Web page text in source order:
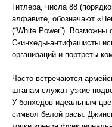
Гитлера, числа 88
алфавите, обозначают
(“White Power”). Возможны
Скинхеды-антифашисты
организаций и портреты
Часто встречаются
штанам служат узкие
У бонхедов идеальным
символ белой расы.